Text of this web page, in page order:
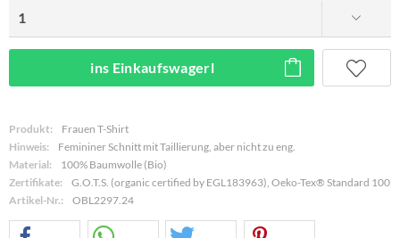
ins Einkaufswagerl
Produkt:
Frauen T-Shirt
Hinweis:
Femininer Schnitt mit Taillierung, aber nicht zu eng.
Material:
100% Baumwolle (Bio)
Zertifikate:
G.O.T.S. (organic certified by EGL183963), Oeko-Tex® Standard 100
Artikel-Nr.:
OBL2297.24